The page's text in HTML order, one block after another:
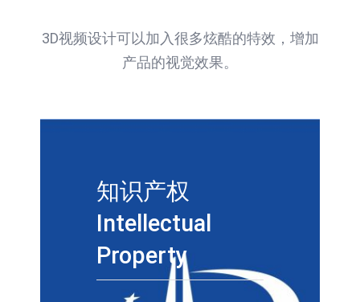
3D视频设计可以加入很多炫酷的特效，增加
产品的视觉效果。
知识产权
Intellectual
Property